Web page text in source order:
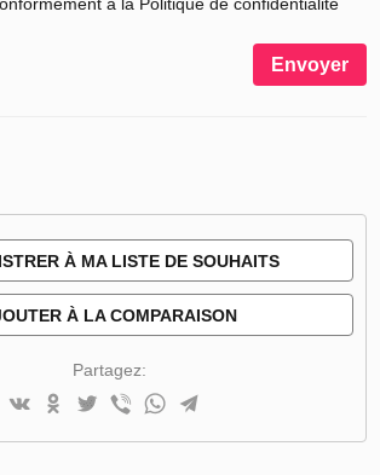
Envoyer
À MA LISTE DE SOUHAITS
À LA COMPARAISON
Partagez: